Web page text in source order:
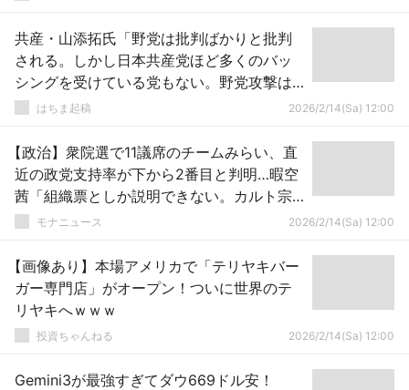
共産・山添拓氏「野党は批判ばかりと批判
される。しかし日本共産党ほど多くのバッ
シングを受けている党もない。野党攻撃は
批判されるどころか増幅している」
はちま起稿 2026/2/14(Sa) 12:00
【政治】衆院選で11議席のチームみらい、直
近の政党支持率が下から2番目と判明…暇空
茜「組織票としか説明できない。カルト宗
教真如苑だとおもいます」
モナニュース 2026/2/14(Sa) 12:00
【画像あり】本場アメリカで「テリヤキバー
ガー専門店」がオープン！ついに世界のテ
リヤキへｗｗｗ
投資ちゃんねる 2026/2/14(Sa) 12:00
Gemini3が最強すぎてダウ669ドル安！